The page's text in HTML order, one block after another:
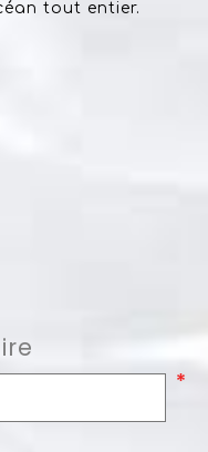
tout entier.